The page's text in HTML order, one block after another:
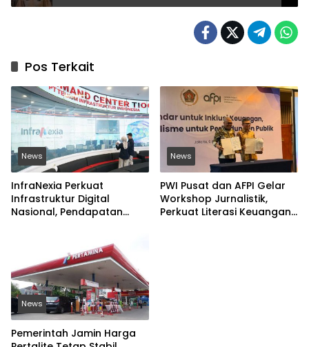
Pos Terkait
News
InfraNexia Perkuat
Infrastruktur Digital
Nasional, Pendapatan
News
PWI Pusat dan AFPI Gelar
Workshop Jurnalistik,
Perkuat Literasi Keuangan
News
Pemerintah Jamin Harga